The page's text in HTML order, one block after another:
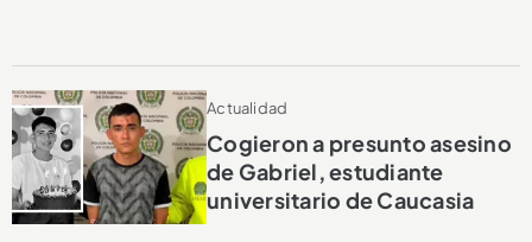
Actualidad
Cogieron a presunto asesino
de Gabriel, estudiante
universitario de Caucasia